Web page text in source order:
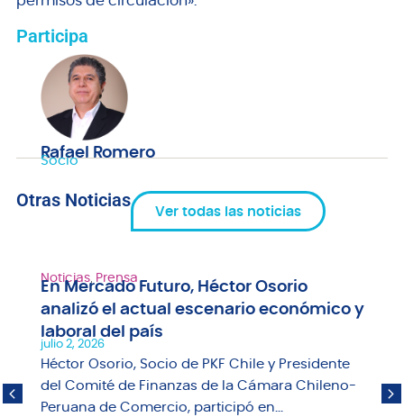
Participa
Rafael Romero
Socio
Otras Noticias
Ver todas las noticias
Noticias, Prensa
En Mercado Futuro, Héctor Osorio
analizó el actual escenario económico y
laboral del país
julio 2, 2026
Héctor Osorio, Socio de PKF Chile y Presidente
del Comité de Finanzas de la Cámara Chileno-
Peruana de Comercio, participó en...